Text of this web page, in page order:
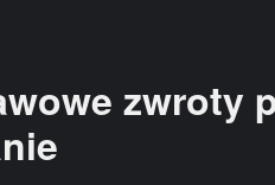
zwroty